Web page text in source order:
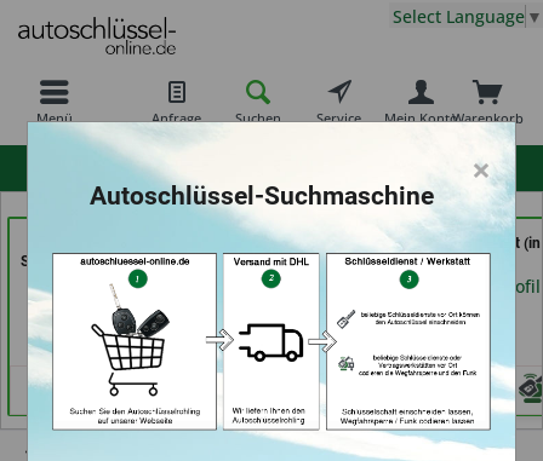
Menü Anfrage Suchen Service Warenkorb
Mein Konto
Select Language ▼
Sicherheitstechnik Güler
GmbH (in Karlsruhe)
Händlerprofil
AKYÜZ Schlüsseldienst
& Sicherheitstechnik (in
Maintal)
Service Punkt (in
Bremen)
Händlerprofil
Autoschlüsselgehäuse und Zubehör
×
Autoschlüssel-Suchmaschine